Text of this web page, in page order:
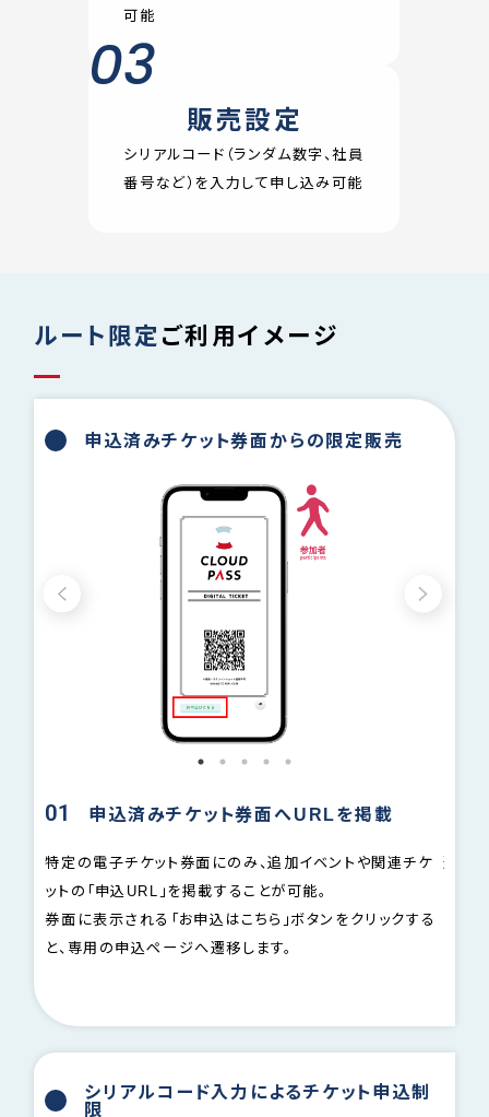
可能
03
販売設定
シリアルコード（ランダム数字、社員
番号など）を入力して申し込み可能
ルート限定 ご利用イメージ
申込済みチケット券面からの限定販売
01 申込済みチケット券面へURLを掲載
特定の電子チケット券面にのみ、追加イベントや関連チケ
ットの「申込URL」を掲載することが可能。
券面に表示される「お申込はこちら」ボタンをクリックする
と、専用の申込ページへ遷移します。
遷移
シリアルコード入力によるチケット申込制
限